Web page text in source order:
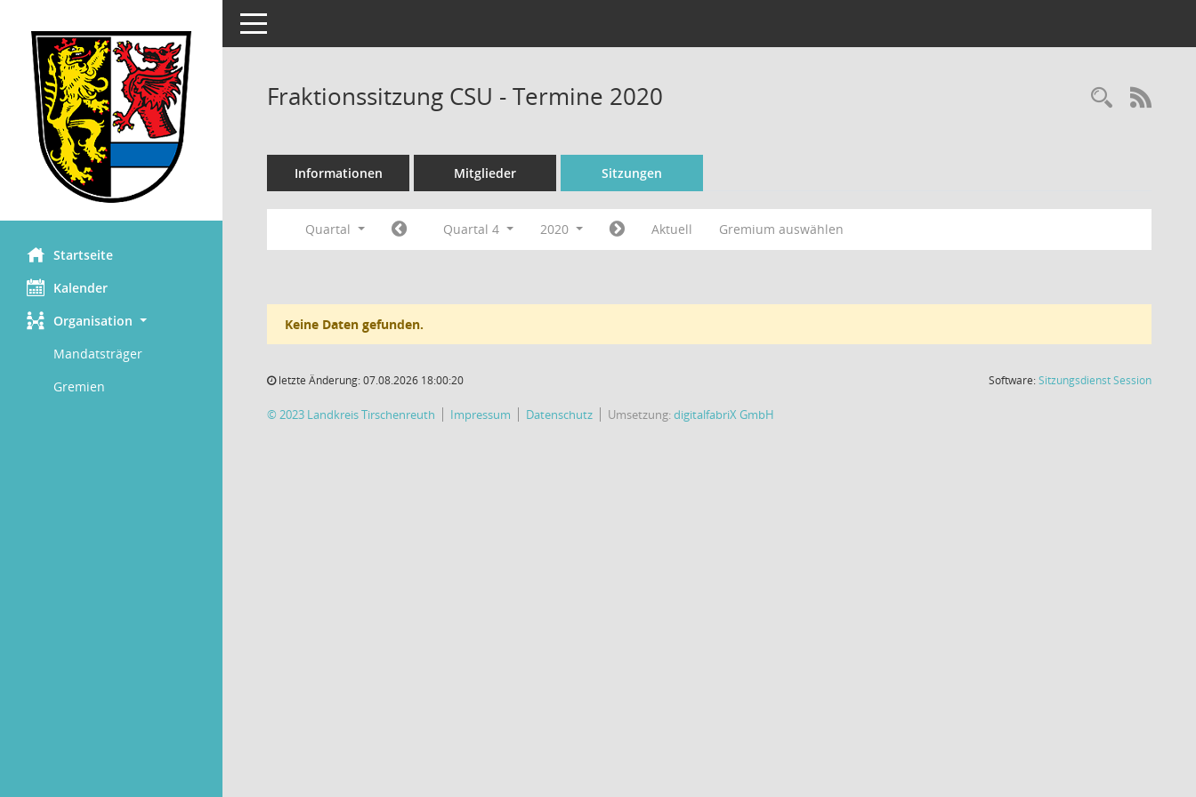
Startseite
Kalender
Organisation
Mandatsträger
Gremien
Toggle navigation
Fraktionssitzung CSU - Termine 2020
Informationen Mitglieder Sitzungen
Quartal Quartal 4 2020 Aktuell Gremium auswählen
Keine Daten gefunden.
letzte Änderung: 07.08.2026 18:00:20 Software:SitzungsdienstSession(Wird in
© 2023 Landkreis Tirschenreuth Impressum Datenschutz Umsetzung:digitalfabriX GmbH